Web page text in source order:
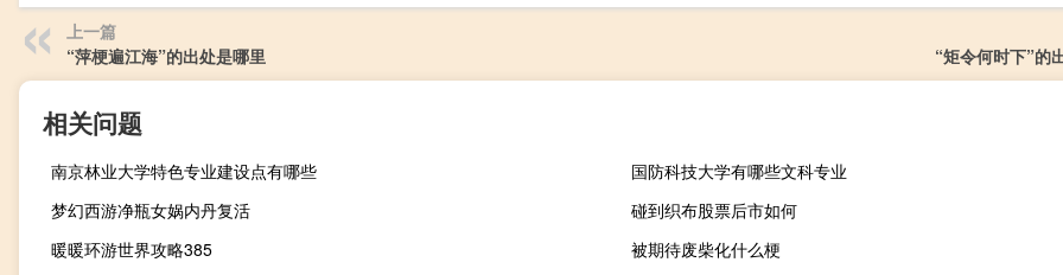
上一篇
“萍梗遍江海”的出处是哪里
“矩令何时下”的
相关问题
南京林业大学特色专业建设点有哪些
国防科技大学有哪些文科专业
梦幻西游净瓶女娲内丹复活
碰到织布股票后市如何
暖暖环游世界攻略385
被期待废柴化什么梗